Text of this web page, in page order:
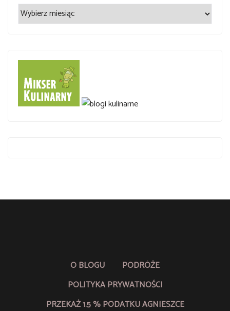
Archiwum
wpisów
O BLOGU
PODRÓŻE
POLITYKA PRYWATNOŚCI
PRZEKAŻ 1.5 % PODATKU AGNIESZCE